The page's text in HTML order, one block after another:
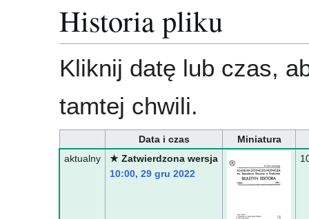
Historia pliku
Kliknij datę lub czas,
tamtej chwili.
Data i czas
Miniatura
aktualny
★ Zatwierdzona wersja
10:00, 29 gru 2022